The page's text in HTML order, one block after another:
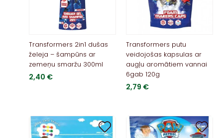
Transformers 2in1 dušas
želeja – šampūns ar
zemeņu smaržu 300ml
2,40 €
Transformers putu
veidojošas kapsulas ar
augļu aromātiem vannai
6gab 120g
2,79 €